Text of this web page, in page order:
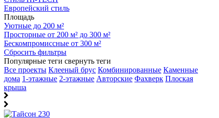
Европейский стиль
Площадь
Уютные до 200 м²
Просторные от 200 м² до 300 м²
Бескомпромиссные от 300 м²
Сбросить фильтры
Популярные теги свернуть теги
Все проекты Клееный брус Комбинированные Каменные
дома 1-этажные 2-этажные Авторские Фахверк Плоская
крыша